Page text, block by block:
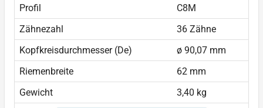
Profil
C8M
Zähnezahl
36 Zähne
Kopfkreisdurchmesser (De)
ø 90,07 mm
Riemenbreite
62 mm
Gewicht
3,40 kg